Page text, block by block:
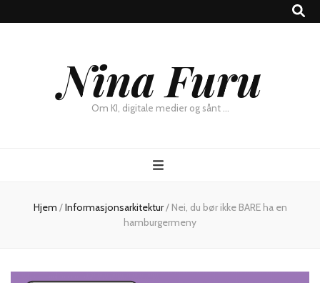
Nina Furu
Om KI, digitale medier og sånt …
Hjem /Informasjonsarkitektur/ Nei, du bør ikke BARE ha en
hamburgermeny